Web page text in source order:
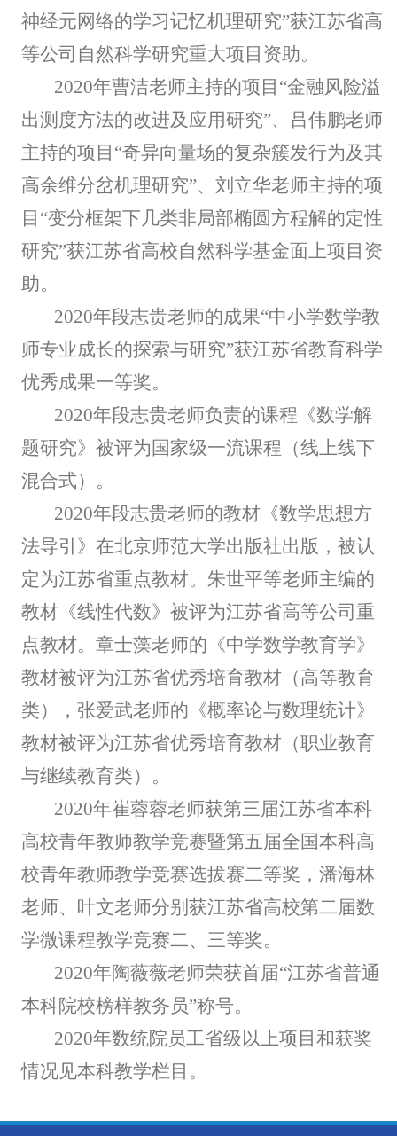
神经元网络的学习记忆机理研究”获江苏省高
等公司自然科学研究重大项目资助。
2020年曹洁老师主持的项目“金融风险溢
出测度方法的改进及应用研究”、吕伟鹏老师
主持的项目“奇异向量场的复杂簇发行为及其
高余维分岔机理研究”、刘立华老师主持的项
目“变分框架下几类非局部椭圆方程解的定性
研究”获江苏省高校自然科学基金面上项目资
助。
2020年段志贵老师的成果“中小学数学教
师专业成长的探索与研究”获江苏省教育科学
优秀成果一等奖。
2020年段志贵老师负责的课程《数学解
题研究》被评为国家级一流课程（线上线下
混合式）。
2020年段志贵老师的教材《数学思想方
法导引》在北京师范大学出版社出版，被认
定为江苏省重点教材。朱世平等老师主编的
教材《线性代数》被评为江苏省高等公司重
点教材。章士藻老师的《中学数学教育学》
教材被评为江苏省优秀培育教材（高等教育
类），张爱武老师的《概率论与数理统计》
教材被评为江苏省优秀培育教材（职业教育
与继续教育类）。
2020年崔蓉蓉老师获第三届江苏省本科
高校青年教师教学竞赛暨第五届全国本科高
校青年教师教学竞赛选拔赛二等奖，潘海林
老师、叶文老师分别获江苏省高校第二届数
学微课程教学竞赛二、三等奖。
2020年陶薇薇老师荣获首届“江苏省普通
本科院校榜样教务员”称号。
2020年数统院员工省级以上项目和获奖
情况见本科教学栏目。